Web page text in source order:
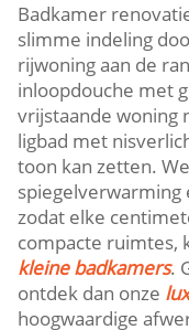
Badkamer
slimme indeling
rijwoning aan de
inloopdouche met
vrijstaande woning
ligbad met
toon kan zetten.
spiegelverwarming
zodat elke
compacte ruimtes,
kleine badkamers.
ontdek dan onze
hoogwaardige